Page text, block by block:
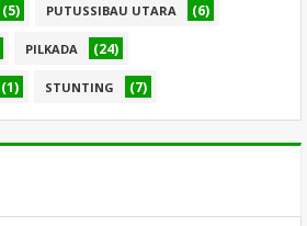
(5) PUTUSSIBAU UTARA (6)
PILKADA (24)
(1) STUNTING (7)